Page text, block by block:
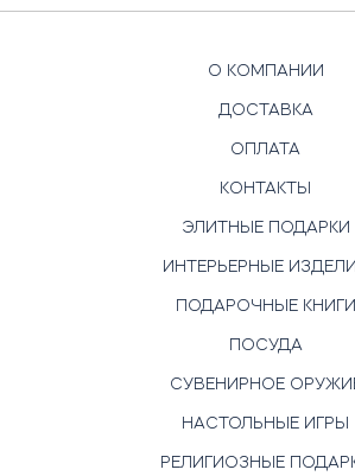
О КОМПАНИИ
ДОСТАВКА
ОПЛАТА
КОНТАКТЫ
ЭЛИТНЫЕ ПОДАРКИ
ИНТЕРЬЕРНЫЕ
ПОДАРОЧНЫЕ КНИГИ
ПОСУДА
СУВЕНИРНОЕ
НАСТОЛЬНЫЕ ИГРЫ
РЕЛИГИОЗНЫЕ